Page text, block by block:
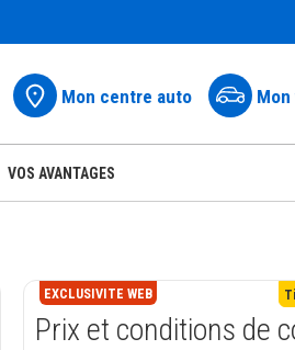
Mon centre auto
VOS AVANTAGES
EXCLUSIVITE WEB
Prix et conditions de